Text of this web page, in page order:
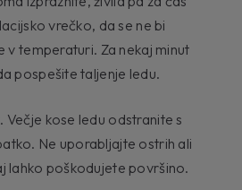
vrečko, da se ne bi
v temperaturi. Za nekaj minut
pospešite taljenje ledu.
kose ledu odstranite s
Ne uporabljajte ostrih ali
lahko poškodujete površino.